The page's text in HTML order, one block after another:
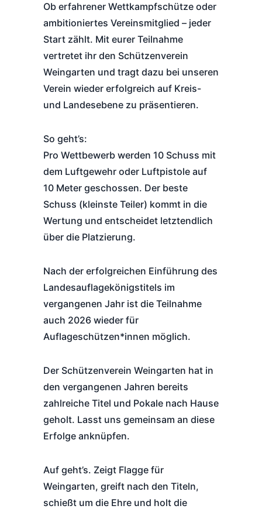
Ob erfahrener Wettkampfschütze oder
ambitioniertes Vereinsmitglied – jeder
Start zählt. Mit eurer Teilnahme
vertretet ihr den Schützenverein
Weingarten und tragt dazu bei unseren
Verein wieder erfolgreich auf Kreis-
und Landesebene zu präsentieren.
So geht’s:
Pro Wettbewerb werden 10 Schuss mit
dem Luftgewehr oder Luftpistole auf
10 Meter geschossen. Der beste
Schuss (kleinste Teiler) kommt in die
Wertung und entscheidet letztendlich
über die Platzierung.
Nach der erfolgreichen Einführung des
Landesauflagekönigstitels im
vergangenen Jahr ist die Teilnahme
auch 2026 wieder für
Auflageschützen*innen möglich.
Der Schützenverein Weingarten hat in
den vergangenen Jahren bereits
zahlreiche Titel und Pokale nach Hause
geholt. Lasst uns gemeinsam an diese
Erfolge anknüpfen.
Auf geht’s. Zeigt Flagge für
Weingarten, greift nach den Titeln,
schießt um die Ehre und holt die